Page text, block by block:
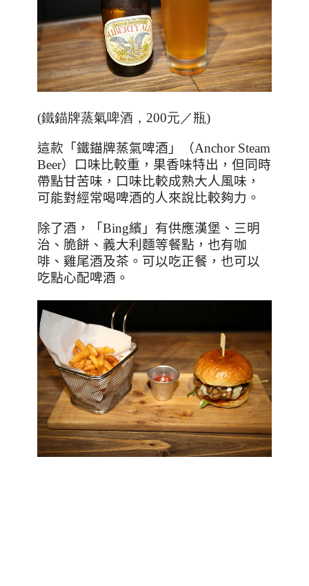
(鐵錨牌蒸氣啤酒，200元／瓶)
這款「鐵錨牌蒸氣啤酒」（Anchor Steam
Beer）口味比較重，果香味特出，但同時
帶點甘苦味，口味比較成熟大人風味，
可能對經常喝啤酒的人來說比較夠力。
除了酒，「Bing繽」有供應漢堡、三明
治、脆餅、義大利麵等餐點，也有咖
啡、雞尾酒及茶。可以吃正餐，也可以
吃點心配啤酒。